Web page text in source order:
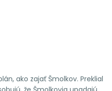
ako zajať Šmolkov. Preklial